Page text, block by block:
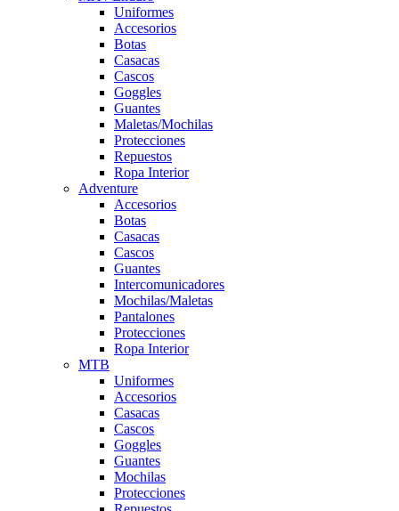
Uniformes
Accesorios
Botas
Casacas
Cascos
Goggles
Guantes
Maletas/Mochilas
Protecciones
Repuestos
Ropa Interior
Adventure
Accesorios
Botas
Casacas
Cascos
Guantes
Intercomunicadores
Mochilas/Maletas
Pantalones
Protecciones
Ropa Interior
MTB
Uniformes
Accesorios
Casacas
Cascos
Goggles
Guantes
Mochilas
Protecciones